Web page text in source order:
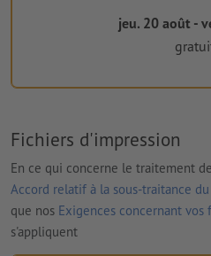
jeu. 20 août -
Fichiers d'impression
En ce qui concerne le traitement
Accord relatif à la sous-traitance
que nos Exigences concernant vos
s'appliquent